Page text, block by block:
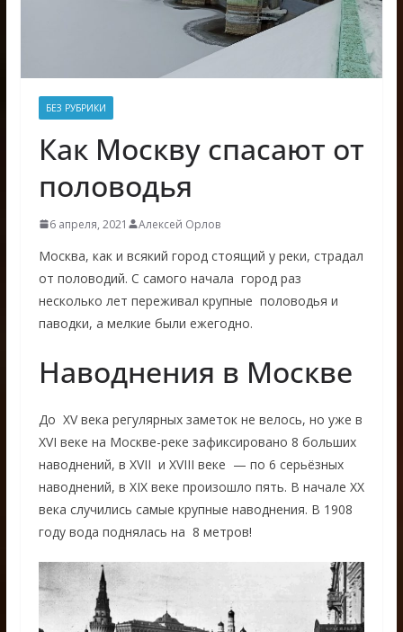
БЕЗ РУБРИКИ
Как Москву спасают от
половодья
6 апреля, 2021 Алексей Орлов
Москва, как и всякий город стоящий у реки, страдал
от половодий. С самого начала город раз
несколько лет переживал крупные половодья и
паводки, а мелкие были ежегодно.
Наводнения в Москве
До XV века регулярных заметок не велось, но уже в
XVI веке на Москве-реке зафиксировано 8 больших
наводнений, в XVII и XVIII веке — по 6 серьёзных
наводнений, в XIX веке произошло пять. В начале XX
века случились самые крупные наводнения. В 1908
году вода поднялась на 8 метров!